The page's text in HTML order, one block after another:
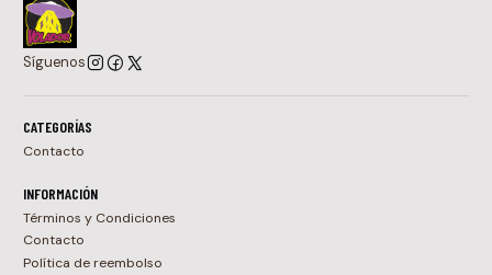
Síguenos
CATEGORÍAS
Contacto
INFORMACIÓN
Términos y Condiciones
Contacto
Política de reembolso